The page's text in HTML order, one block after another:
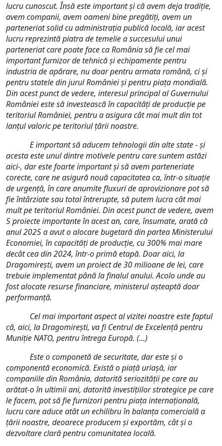
lucru cunoscut. Însă este important și că avem deja tradiție,
avem companii, avem oameni bine pregătiți, avem un
parteneriat solid cu administrația publică locală, iar acest
lucru reprezintă piatra de temelie a succesului unui
parteneriat care poate face ca România să fie cel mai
important furnizor de tehnică și echipamente pentru
industria de apărare, nu doar pentru armata română, ci și
pentru statele din jurul României și pentru piața mondială.
Din acest punct de vedere, interesul principal al Guvernului
României este să investească în capacități de producție pe
teritoriul României, pentru a asigura cât mai mult din tot
lanțul valoric pe teritoriul țării noastre.
E important să aducem tehnologii din alte state - și
acesta este unul dintre motivele pentru care suntem astăzi
aici-, dar este foarte important și să avem parteneriate
corecte, care ne asigură nouă capacitatea ca, într-o situație
de urgență, în care anumite fluxuri de aprovizionare pot să
fie întârziate sau total întrerupte, să putem lucra cât mai
mult pe teritoriul României. Din acest punct de vedere, avem
5 proiecte importante în acest an, care, însumate, arată că
anul 2025 a avut o alocare bugetară din partea Ministerului
Economiei, în capacități de producție, cu 300% mai mare
decât cea din 2024, într-o primă etapă. Doar aici, la
Dragomirești, avem un proiect de 30 milioane de lei, care
trebuie implementat până la finalul anului. Acolo unde au
fost alocate resurse financiare, ministerul așteaptă doar
performanță.
Cel mai important aspect al vizitei noastre este faptul
că, aici, la Dragomirești, va fi Centrul de Excelență pentru
Muniție NATO, pentru întrega Europă. (...)
Este o componetă de securitate, dar este și o
componentă economică. Există o piață uriașă, iar
companiile din România, datorită seriozității pe care au
arătat-o în ultimii ani, datorită investițiilor strategice pe care
le facem, pot să fie furnizori pentru piața internațională,
lucru care aduce atât un echilibru în balanța comercială a
țării noastre, deoarece producem și exportăm, cât și o
dezvoltare clară pentru comunitatea locală.